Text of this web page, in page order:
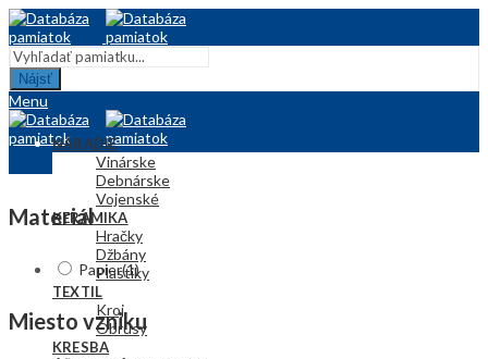
Nájsť
Menu
NÁRADIE
Vinárske
Debnárske
Vojenské
KERAMIKA
Hračky
Džbány
Plastiky
TEXTIL
Kroj
Obrusy
KRESBA
Materiál
Papier(1)
Miesto vzniku